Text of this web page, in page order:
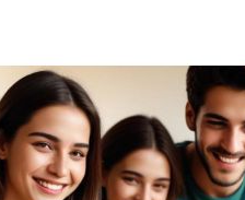
con compradores cuya
le ahorró tiempo y estrés